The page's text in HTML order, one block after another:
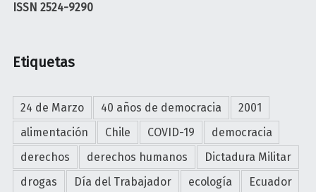
ISSN 2524-9290
Etiquetas
24 de Marzo 40 años de democracia
2001
alimentación
Chile COVID-19
democracia
derechos
derechos humanos
Dictadura Militar
drogas
Día del Trabajador ecología
Ecuador